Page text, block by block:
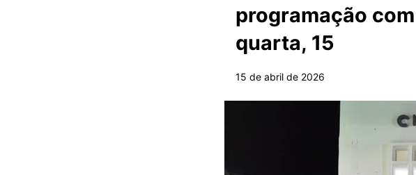
programação
quarta, 15
15 de abril de 2026